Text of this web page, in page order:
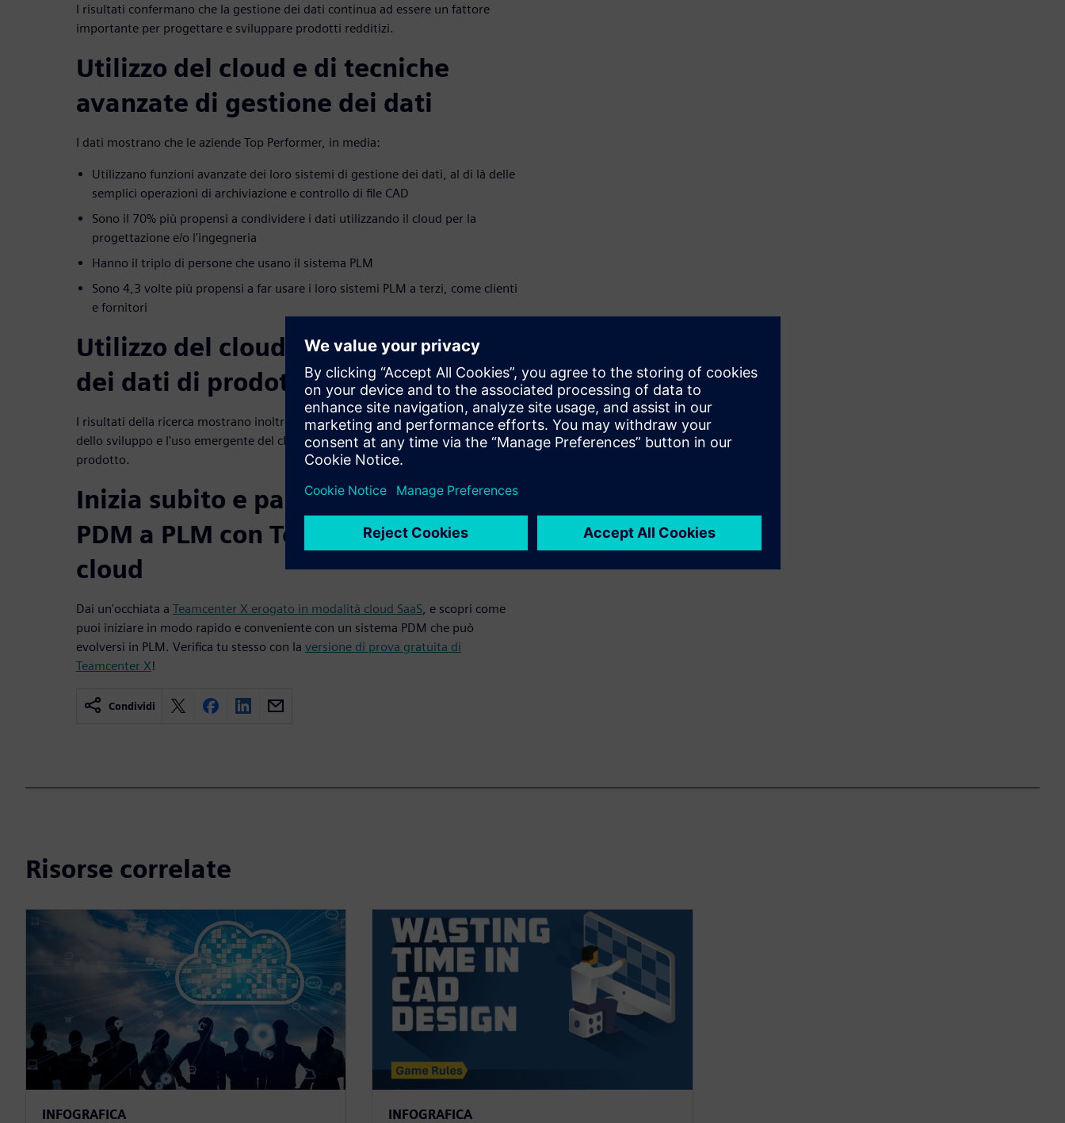
I risultati confermano che la gestione dei dati continua ad essere un fattore
importante per progettare e sviluppare prodotti redditizi.
Utilizzo del cloud e di tecniche
avanzate di gestione dei dati
I dati mostrano che le aziende Top Performer, in media:
Utilizzano funzioni avanzate dei loro sistemi di gestione dei dati, al di là delle
semplici operazioni di archiviazione e controllo di file CAD
Sono il 70% più propensi a condividere i dati utilizzando il cloud per la
progettazione e/o l'ingegneria
Hanno il triplo di persone che usano il sistema PLM
Sono 4,3 volte più propensi a far usare i loro sistemi PLM a terzi, come clienti
e fornitori
Utilizzo del cloud per la gestione
dei dati di prodotto
I risultati della ricerca mostrano inoltre una forte correlazione tra il successo
dello sviluppo e l'uso emergente del cloud per la condivisione dei dati di
prodotto.
Inizia subito e passa da un sistema
PDM a PLM con Teamcenter X in
cloud
Dai un'occhiata a Teamcenter X erogato in modalità cloud SaaS, e scopri come
puoi iniziare in modo rapido e conveniente con un sistema PDM che può
evolversi in PLM. Verifica tu stesso con la versione di prova gratuita di
Teamcenter X!
Condividi
Risorse correlate
INFOGRAFICA INFOGRAFICA